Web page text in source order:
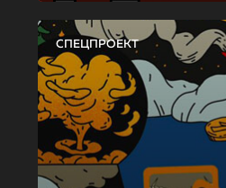
СПЕЦПРОЕКТ